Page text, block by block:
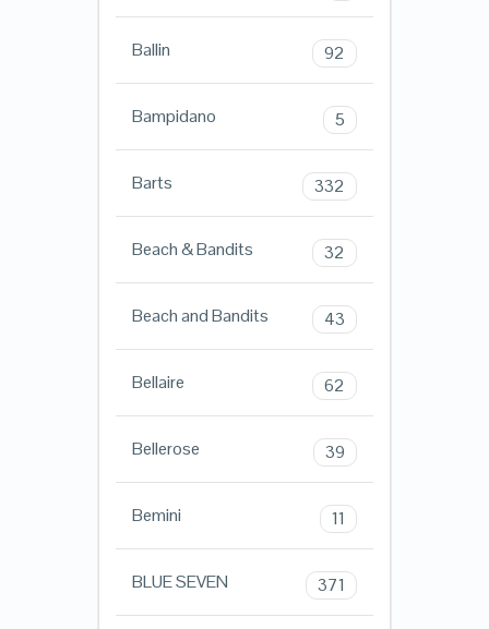
Ballin 92
Bampidano 5
Barts 332
Beach & Bandits 32
Beach and Bandits 43
Bellaire 62
Bellerose 39
Bemini 11
BLUE SEVEN 371